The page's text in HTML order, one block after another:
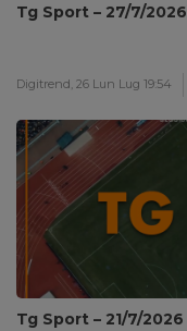
Tg Sport – 27/7/2026
Digitrend, 26 Lun Lug 19:54
Tg Sport – 21/7/2026